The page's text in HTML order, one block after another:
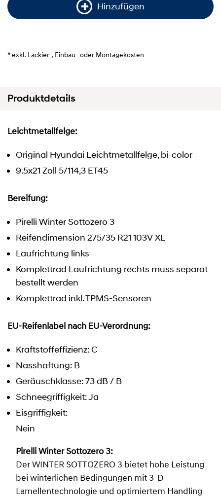
Hinzufügen
* exkl. Lackier-, Einbau- oder Montagekosten
Produktdetails
Leichtmetallfelge:
Original Hyundai Leichtmetallfelge, bi-color
9.5x21 Zoll 5/114,3 ET45
Bereifung:
Pirelli Winter Sottozero 3
Reifendimension 275/35 R21 103V XL
Laufrichtung links
Komplettrad Laufrichtung rechts muss separat
bestellt werden
Komplettrad inkl. TPMS-Sensoren
EU-Reifenlabel nach EU-Verordnung:
Kraftstoffeffizienz: C
Nasshaftung: B
Geräuschklasse: 73 dB / B
Schneegriffigkeit: Ja
Eisgriffigkeit:
Nein
Pirelli Winter Sottozero 3:
Der WINTER SOTTOZERO 3 bietet hohe Leistung
bei winterlichen Bedingungen mit 3-D-
Lamellentechnologie und optimiertem Handling